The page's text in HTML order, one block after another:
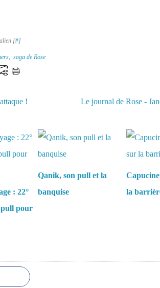
[#]
, saga de Rose
! Le journal de Rose -
: 22°
pull pour
Qanik, son pull et la
banquise
la